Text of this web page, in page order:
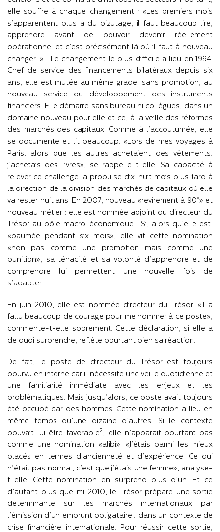
elle souffre à chaque changement : «Les premiers mois
s’apparentent plus à du bizutage, il faut beaucoup lire,
apprendre avant de pouvoir devenir réellement
opérationnel et c’est précisément là où il faut à nouveau
changer !». Le changement le plus difficile a lieu en 1994.
Chef de service des financements bilatéraux depuis six
ans, elle est mutée au même grade, sans promotion, au
nouveau service du développement des instruments
financiers. Elle démarre sans bureau ni collègues, dans un
domaine nouveau pour elle et ce, à la veille des réformes
des marchés des capitaux. Comme à l’accoutumée, elle
se documente et lit beaucoup. «Lors de mes voyages à
Paris, alors que les autres achetaient des vêtements,
j’achetais des livres», se rappelle-t-elle. Sa capacité à
relever ce challenge la propulse dix-huit mois plus tard à
la direction de la division des marchés de capitaux où elle
va rester huit ans. En 2007, nouveau «revirement à 90°» et
nouveau métier : elle est nommée adjoint du directeur du
Trésor au pôle macro-économique. Si, alors qu’elle est
«paumée pendant six mois», elle vit cette nomination
«non pas comme une promotion mais comme une
punition», sa ténacité et sa volonté d’apprendre et de
comprendre lui permettent une nouvelle fois de
s’adapter.
En juin 2010, elle est nommée directeur du Trésor. «Il a
fallu beaucoup de courage pour me nommer à ce poste»,
commente-t-elle sobrement. Cette déclaration, si elle a
de quoi surprendre, reflète pourtant bien sa réaction.
De fait, le poste de directeur du Trésor est toujours
pourvu en interne car il nécessite une veille quotidienne et
une familiarité immédiate avec les enjeux et les
problématiques. Mais jusqu’alors, ce poste avait toujours
été occupé par des hommes. Cette nomination a lieu en
même temps qu’une dizaine d’autres. Si le contexte
pouvait lui être favorable2, elle n’apparait pourtant pas
comme une nomination «alibi». «J’étais parmi les mieux
placés en termes d’ancienneté et d’expérience. Ce qui
n’était pas normal, c’est que j’étais une femme», analyse-
t-elle. Cette nomination en surprend plus d’un. Et ce
d’autant plus que mi-2010, le Trésor prépare une sortie
déterminante sur les marchés internationaux par
l’émission d’un emprunt obligataire… dans un contexte de
crise financière internationale. Pour réussir cette sortie,